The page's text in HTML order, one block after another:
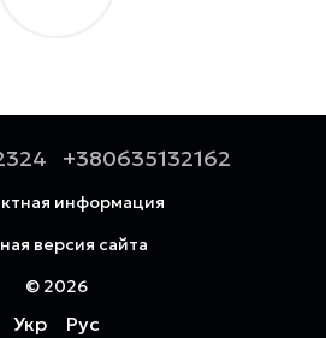
+380635132162
информация
версия сайта
© 2026
Укр Рус